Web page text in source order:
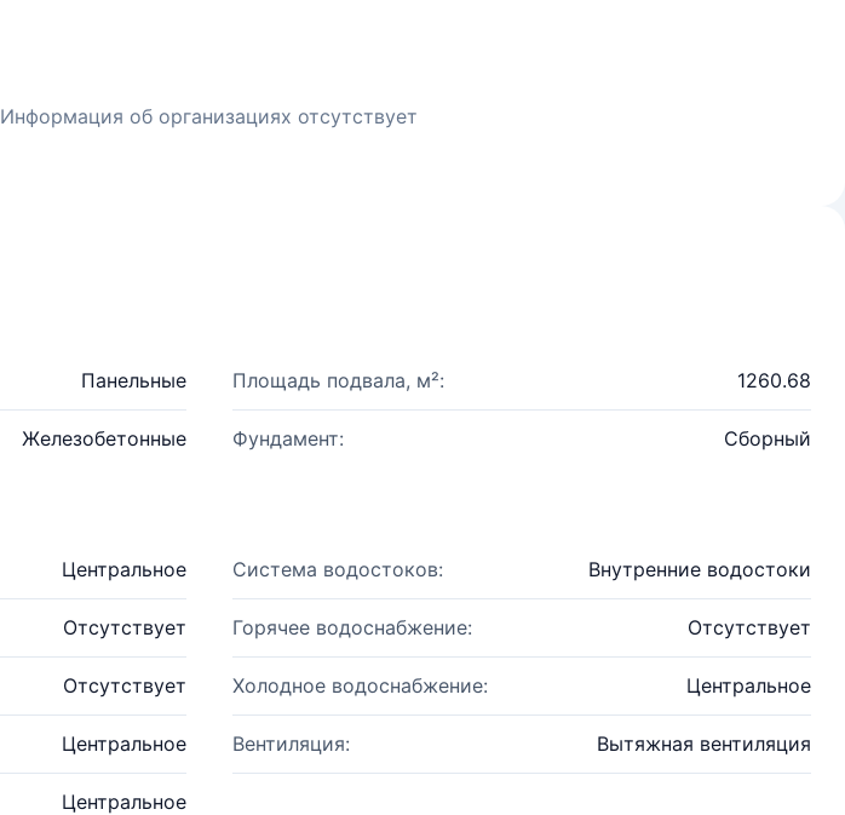
Информация об организациях отсутствует
Панельные Площадь подвала, м²: 1260.68
Железобетонные Фундамент: Сборный
Центральное Система водостоков: Внутренние водостоки
Отсутствует Горячее водоснабжение: Отсутствует
Отсутствует Холодное водоснабжение: Центральное
Центральное Вентиляция: Вытяжная вентиляция
Центральное